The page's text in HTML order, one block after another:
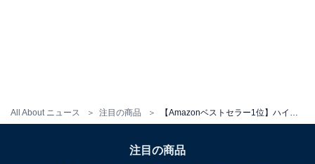
All About ニュース 注目の商品
注目の商品